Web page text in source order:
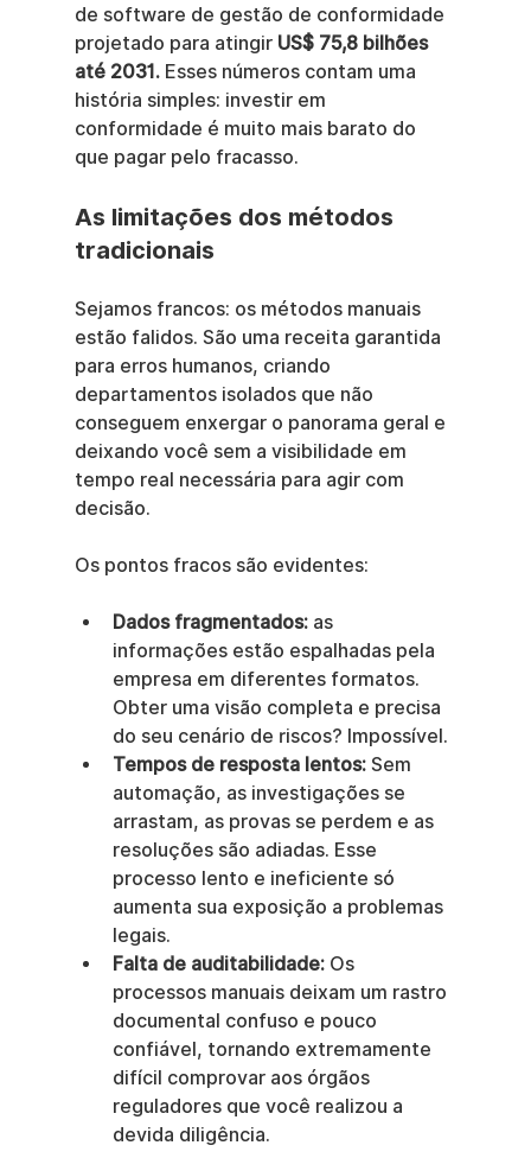
de software de gestão de conformidade
projetado para atingir US$ 75,8 bilhões
até 2031. Esses números contam uma
história simples: investir em
conformidade é muito mais barato do
que pagar pelo fracasso.
As limitações dos métodos
tradicionais
Sejamos francos: os métodos manuais
estão falidos. São uma receita garantida
para erros humanos, criando
departamentos isolados que não
conseguem enxergar o panorama geral e
deixando você sem a visibilidade em
tempo real necessária para agir com
decisão.
Os pontos fracos são evidentes:
Dados fragmentados: as
informações estão espalhadas pela
empresa em diferentes formatos.
Obter uma visão completa e precisa
do seu cenário de riscos? Impossível.
Tempos de resposta lentos: Sem
automação, as investigações se
arrastam, as provas se perdem e as
resoluções são adiadas. Esse
processo lento e ineficiente só
aumenta sua exposição a problemas
legais.
Falta de auditabilidade: Os
processos manuais deixam um rastro
documental confuso e pouco
confiável, tornando extremamente
difícil comprovar aos órgãos
reguladores que você realizou a
devida diligência.